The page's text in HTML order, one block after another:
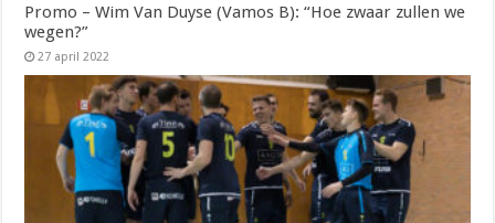
Promo – Wim Van Duyse (Vamos B): “Hoe zwaar zullen we
wegen?”
27 april 2022